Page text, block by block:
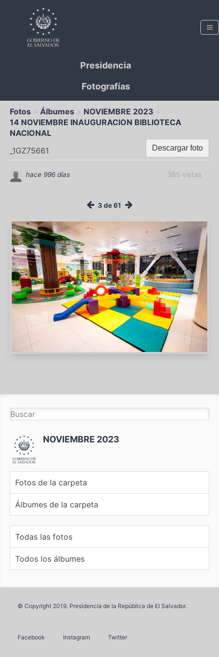
Presidencia
Fotografías
Fotos Álbumes
NOVIEMBRE 2023
14 NOVIEMBRE INAUGURACION BIBLIOTECA
NACIONAL
Descargar foto
_1GZ75661
385 vistas
hace 996 días
3 de 61
NOVIEMBRE 2023
Fotos de la carpeta
Álbumes de la carpeta
Todas las fotos
Todos los álbumes
© Copyright 2019. Presidencia de la República de El Salvador.
Facebook Instagram Twitter